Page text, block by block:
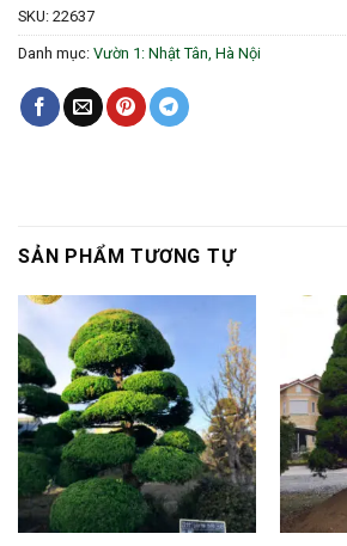
SKU: 22637
Danh mục: Vườn 1: Nhật Tân, Hà Nội
SẢN PHẨM TƯƠNG TỰ